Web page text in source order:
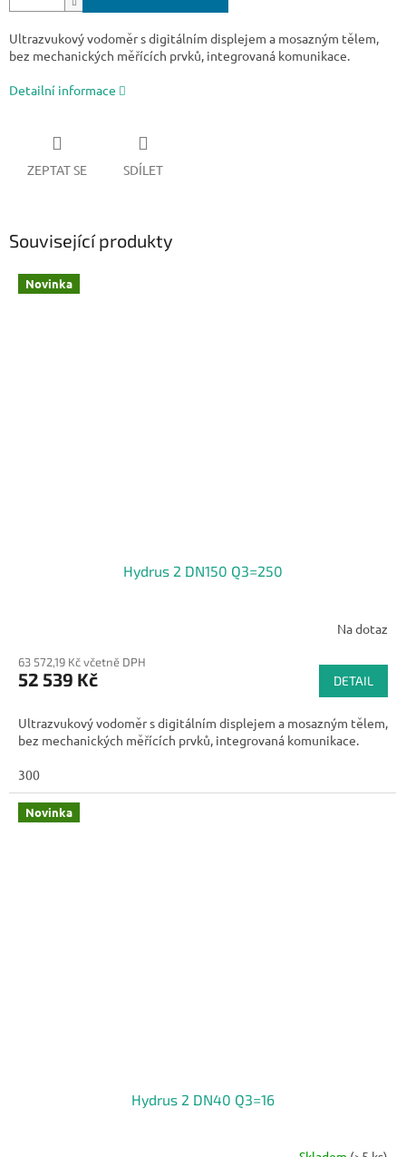
Ultrazvukový vodoměr s digitálním displejem a mosazným tělem,
bez mechanických měřících prvků, integrovaná komunikace.
Detailní informace
ZEPTAT SE SDÍLET
Související produkty
Novinka
Hydrus 2 DN150 Q3=250
Na dotaz
63 572,19 Kč včetně DPH
52 539 Kč DETAIL
Ultrazvukový vodoměr s digitálním displejem a mosazným tělem,
bez mechanických měřících prvků, integrovaná komunikace.
300
Novinka
Hydrus 2 DN40 Q3=16